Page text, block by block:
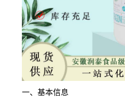
一、基本信息